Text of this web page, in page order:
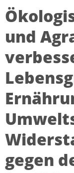
und
gegen